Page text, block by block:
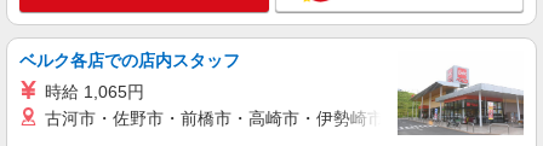
キープ
アルバイト パート
スシロー 高松太田店
ベルク各店での店内スタッフ
時給 1,065円
古河市・佐野市・前橋市・高崎市・伊勢崎市・太田市・館林市